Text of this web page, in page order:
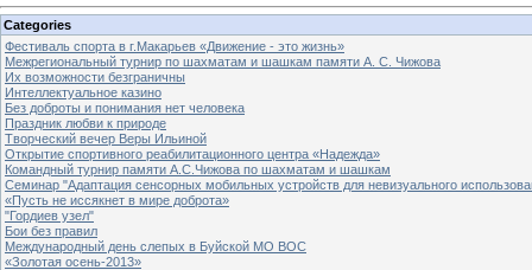
Categories
Фестиваль спорта в г.Макарьев «Движение - это жизнь»
Межрегиональный турнир по шахматам и шашкам памяти А. С. Чижова
Их возможности безграничны
Интеллектуальное казино
Без доброты и понимания нет человека
Праздник любви к природе
Творческий вечер Веры Ильиной
Открытие спортивного реабилитационного центра «Надежда»
Командный турнир памяти А.С.Чижова по шахматам и шашкам
Семинар "Адаптация сенсорных мобильных устройств для невизуального
«Пусть не иссякнет в мире доброта»
"Гордиев узел"
Бои без правил
Международный день слепых в Буйской МО ВОС
«Золотая осень-2013»